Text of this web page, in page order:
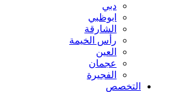
دبي
ابوظبي
الشارقة
رأس الخيمة
العين
عجمان
الفجيرة
التخصص